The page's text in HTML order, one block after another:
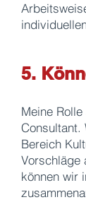
5.
Meine
Consultant.
Bereich
Vorschläge
können wir